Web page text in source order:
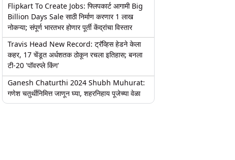
Flipkart To Create Jobs: फ्लिपकार्ट आगामी Big
Billion Days Sale साठी निर्माण करणार 1 लाख
नोकऱ्या; संपूर्ण भारतभर होणार पूर्ती केंद्रांचा विस्तार
Travis Head New Record: ट्रॅव्हिस हेडने केला
कहर, 17 चेंडूत अर्धशतक ठोकून रचला इतिहास; बनला
टी-20 'पॉवरप्ले किंग'
Ganesh Chaturthi 2024 Shubh Muhurat:
गणेश चतुर्थीनिमित्त जाणून घ्या, शहरनिहाय पूजेच्या वेळा